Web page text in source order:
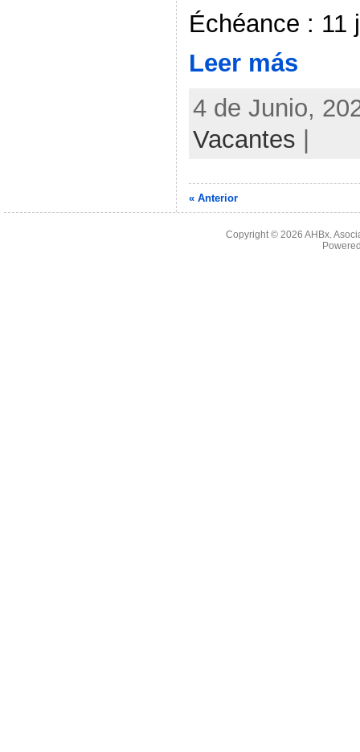
Échéance : 11
Leer más
4 de Junio,
Vacantes
« Anterior
Copyright © 2026AHBx.